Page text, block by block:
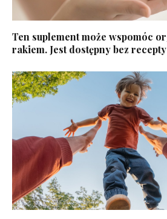
Ten suplement może wspomóc
rakiem. Jest dostępny bez recepty